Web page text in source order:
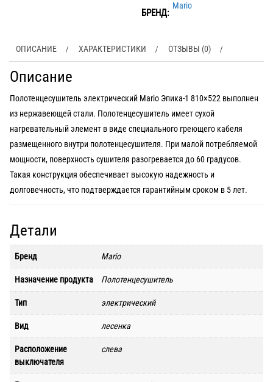
БРЕНД:
Mario
ОПИСАНИЕ ХАРАКТЕРИСТИКИ ОТЗЫВЫ (0)
Описание
Полотенцесушитель электрический Mario Эпика-1 810×522 выполнен
из нержавеющей стали. Полотенцесушитель имеет суxой
нагревательный элемент в виде специального греющего кабеля
размещенного внутри полотенцесушителя. При малой потребляемой
мощности, поверxность сушителя разогревается до 60 градусов.
Такая конструкция обеспечивает высокую надежность и
долговечность, что подтверждается гарантийным сроком в 5 лет.
Детали
Бренд Mario
Назначение продукта Полотенцесушитель
Тип электрический
Вид лесенка
Расположение
выключателя
слева